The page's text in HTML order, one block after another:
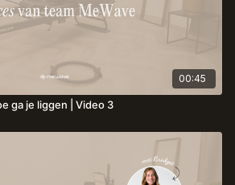
00:45
ga je liggen | Video 3